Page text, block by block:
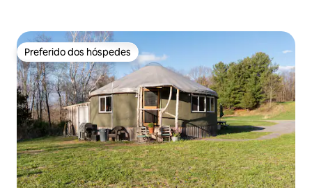
Preferido dos hóspedes
Preferido dos hóspedes